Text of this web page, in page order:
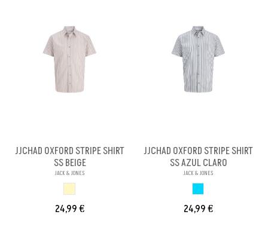
JJCHAD OXFORD STRIPE SHIRT
SS BEIGE
JACK & JONES
24,99 €
JJCHAD OXFORD STRIPE SHIRT
SS AZUL CLARO
JACK & JONES
24,99 €